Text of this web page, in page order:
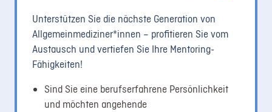
Unterstützen Sie die nächste Generation von
Allgemeinmediziner*innen – profitieren Sie vom
Austausch und vertiefen Sie Ihre Mentoring-
Fähigkeiten!
Sind Sie eine berufserfahrene Persönlichkeit
und möchten angehende